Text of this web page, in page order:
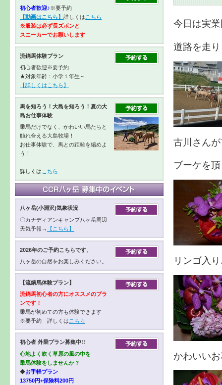
今日は実
道路を走
古川さん
ブーケを
リンゴ入
かわいい
初心者歓迎♪※要予約
【動画はこちら】 詳しくは こちら
※服装は必ず長ズボンと
スニーカーでお願いします
流鏑馬体験プラン
初心者歓迎※要予約
★対象年齢：小学１年生～
【詳しくはこちら】
馬を知ろう！大島を知ろう！夏の大
島お仕事体験
乗馬だけでなく、かわいい馬たちと
触れ合える大島牧場！
お仕事体験で、馬との距離を縮めよ
う！
詳しくは こちら
八ヶ岳(小淵沢)気象状況
〇カナディアンキャンプ八ヶ岳周辺
天気予報→
【こちら】
2026年のご予約こちらです。
八ヶ岳の自然をお楽しみください。
【流鏑馬体験プラン】
流鏑馬初心者の方にオススメのプラ
ンです！
乗馬が初めての方も体験できます
※要予約 詳しくは こちら
初心者 外乗プラン募集中!!
心地よく吹く草原の風の中を
乗馬体験をしませんか？
◆お手軽プラン
13750円+保険料200円